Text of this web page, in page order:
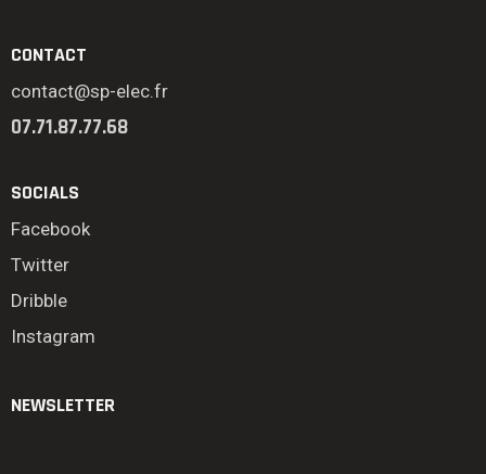
CONTACT
contact@sp-elec.fr
07.71.87.77.68
SOCIALS
Facebook
Twitter
Dribble
Instagram
NEWSLETTER